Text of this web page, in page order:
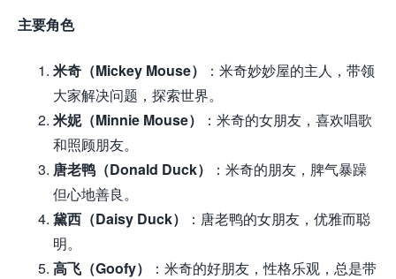
主要角色
米奇（Mickey Mouse）
：米奇妙妙屋的主人，带领
大家解决问题，探索世界。
米妮（Minnie Mouse）
：米奇的女朋友，喜欢唱歌
和照顾朋友。
唐老鸭（Donald Duck）
：米奇的朋友，脾气暴躁
但心地善良。
黛西（Daisy Duck）
：唐老鸭的女朋友，优雅而聪
明。
高飞（Goofy）
：米奇的好朋友，性格乐观，总是带